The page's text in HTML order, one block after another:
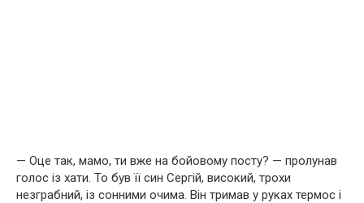
— Оце так, мамо, ти вже на бойовому посту? — пролунав
голос із хати. То був її син Сергій, високий, трохи
незграбний, із сонними очима. Він тримав у руках термос і